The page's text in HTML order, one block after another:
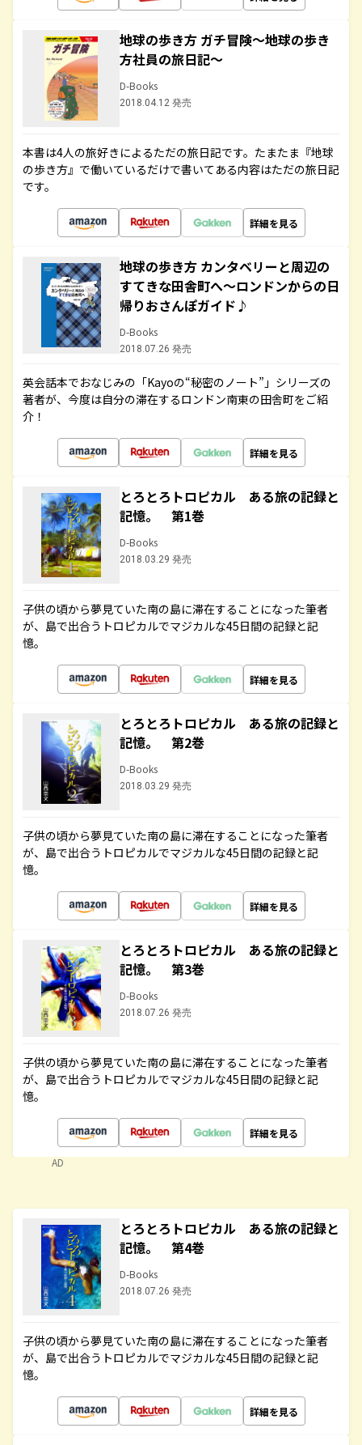
地球の歩き方 ガチ冒険～地球の歩き
方社員の旅日記～
D-Books
2018.04.12 発売
本書は4人の旅好きによるただの旅日記です。たまたま『地球
の歩き方』で働いているだけで書いてある内容はただの旅日記
です。
詳細を見る
地球の歩き方 カンタベリーと周辺の
すてきな田舎町へ～ロンドンからの日
帰りおさんぽガイド♪
D-Books
2018.07.26 発売
英会話本でおなじみの「Kayoの“秘密のノート”」シリーズの
著者が、今度は自分の滞在するロンドン南東の田舎町をご紹
介！
詳細を見る
とろとろトロピカル ある旅の記録と
記憶。 第1巻
D-Books
2018.03.29 発売
子供の頃から夢見ていた南の島に滞在することになった筆者
が、島で出合うトロピカルでマジカルな45日間の記録と記
憶。
詳細を見る
とろとろトロピカル ある旅の記録と
記憶。 第2巻
D-Books
2018.03.29 発売
子供の頃から夢見ていた南の島に滞在することになった筆者
が、島で出合うトロピカルでマジカルな45日間の記録と記
憶。
詳細を見る
とろとろトロピカル ある旅の記録と
記憶。 第3巻
D-Books
2018.07.26 発売
子供の頃から夢見ていた南の島に滞在することになった筆者
が、島で出合うトロピカルでマジカルな45日間の記録と記
憶。
詳細を見る
AD
とろとろトロピカル ある旅の記録と
記憶。 第4巻
D-Books
2018.07.26 発売
子供の頃から夢見ていた南の島に滞在することになった筆者
が、島で出合うトロピカルでマジカルな45日間の記録と記
憶。
詳細を見る